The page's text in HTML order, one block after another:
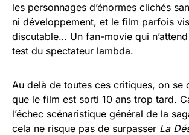
les personnages d’énormes clichés
ni développement, et le film parfois
discutable… Un fan-movie qui
test du spectateur lambda.
Au delà de toutes ces critiques, on se
que le film est sorti 10 ans trop tard.
l’échec scénaristique général de la
cela ne risque pas de surpasser La